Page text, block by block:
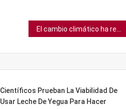
Científicos Prueban La Viabilidad De
Usar Leche De Yegua Para Hacer